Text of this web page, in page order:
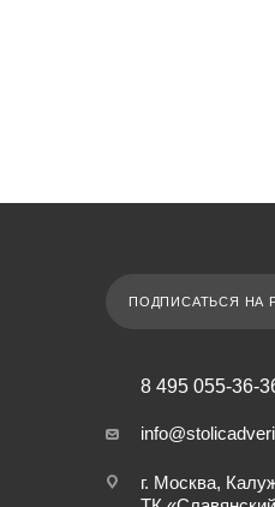
ПОДПИСАТЬСЯ НА
8 495 055-36-
г. Москва,